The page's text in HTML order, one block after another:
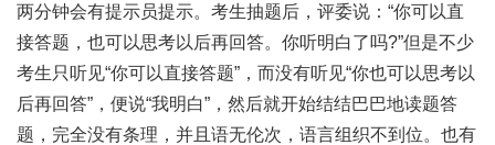
两分钟会有提示员提示。考生抽题后，评委说：“你可以直
接答题，也可以思考以后再回答。你听明白了吗?”但是不少
考生只听见“你可以直接答题”，而没有听见“你也可以思考以
后再回答”，便说“我明白”，然后就开始结结巴巴地读题答
题，完全没有条理，并且语无伦次，语言组织不到位。也有